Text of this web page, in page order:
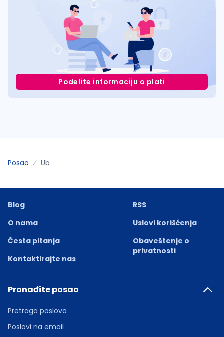
Podelite informaciju o plati
Posao Ub
Blog
O nama
Česta pitanja
Kontaktirajte nas
RSS
Uslovi korišćenja
Obaveštenje o
privatnosti
Pronađite posao
Pretraga poslova
Poslovi na email